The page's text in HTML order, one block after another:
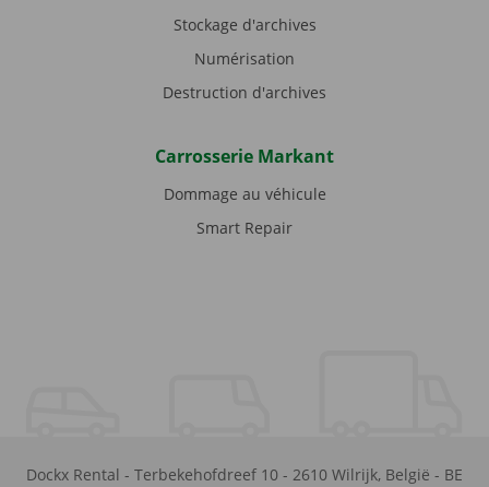
Stockage d'archives
Numérisation
Destruction d'archives
Carrosserie Markant
Dommage au véhicule
Smart Repair
Dockx Rental - Terbekehofdreef 10 - 2610 Wilrijk, België - BE